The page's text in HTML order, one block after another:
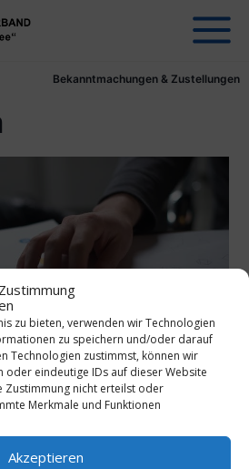
zu bieten, verwenden wir Technologien
zu speichern und/oder darauf
Technologien zustimmst, können wir
oder eindeutige IDs auf dieser Website
Zustimmung nicht erteilst oder
Merkmale und Funktionen
Akzeptieren
Bekanntmachungen & Zustellungen
Prüfung Jahresabschluss
Prüfung Jahresabschluss 2024